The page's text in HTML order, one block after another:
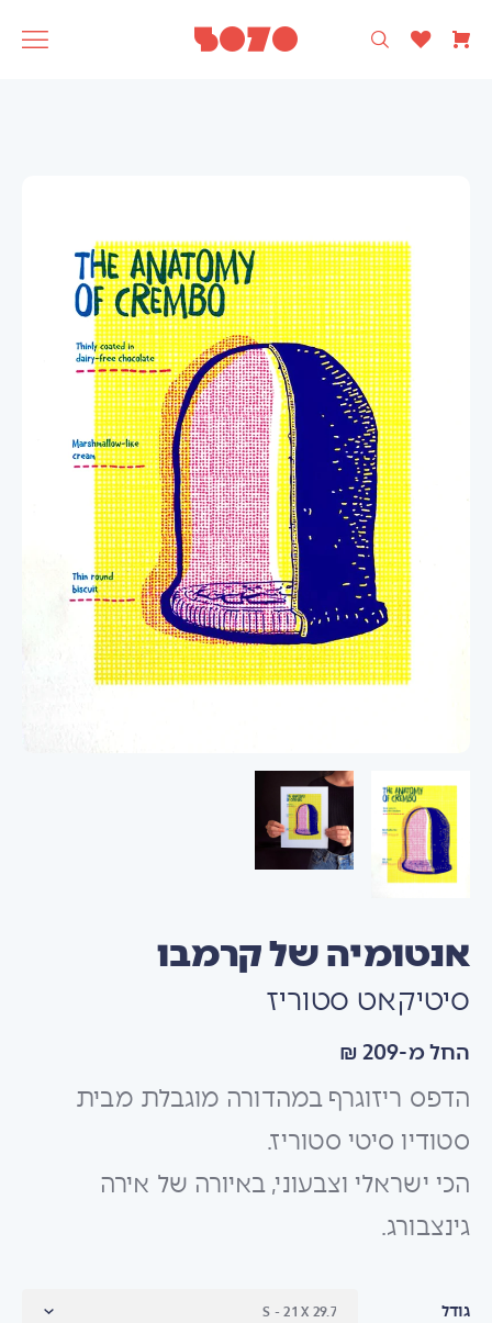
רק עיצוב ישראלי 🩵
אסופהSAGAתוצרת5070
אנטומיה של קרמבו
סיטיקאט סטוריז
החל מ-209 ₪
הדפס ריזוגרף במהדורה מוגבלת מבית
סטודיו סיטי סטוריז.
הכי ישראלי וצבעוני, באיורה של אירה
גינצבורג.
גודל